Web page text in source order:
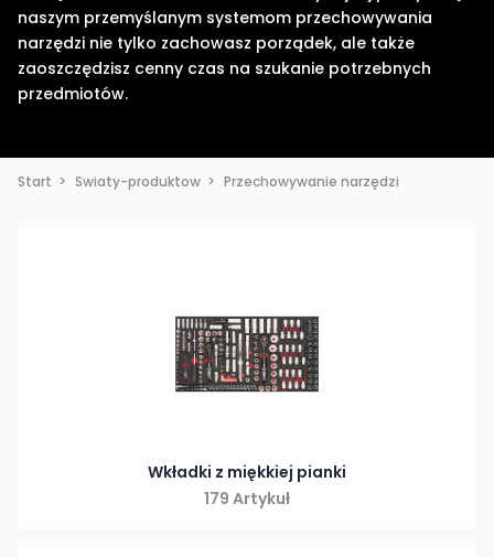
naszym przemyślanym systemom przechowywania
narzędzi nie tylko zachowasz porządek, ale także
zaoszczędzisz cenny czas na szukanie potrzebnych
przedmiotów.
Start Swiaty-produktow Przechowywanie narzędzi
Wkładki z miękkiej pianki
179 Artykuł